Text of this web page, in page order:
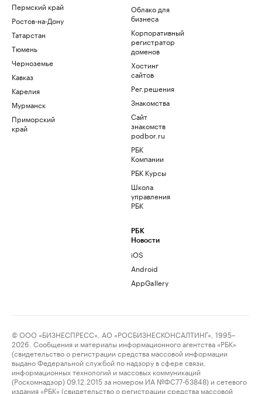
Пермский край
Ростов-на-Дону
Татарстан
Тюмень
Черноземье
Кавказ
Карелия
Мурманск
Приморский
край
Облако для
бизнеса
Корпоративный
регистратор
доменов
Хостинг
сайтов
Рег.решения
Знакомства
Сайт
знакомств
podbor.ru
РБК
Компании
РБК Курсы
Школа
управления
РБК
РБК
Новости
iOS
Android
AppGallery
© ООО «БИЗНЕСПРЕСС», АО «РОСБИЗНЕСКОНСАЛТИНГ», 1995–
2026. Сообщения и материалы информационного агентства «РБК»
(свидетельство о регистрации средства массовой информации
выдано Федеральной службой по надзору в сфере связи,
информационных технологий и массовых коммуникаций
(Роскомнадзор) 09.12.2015 за номером ИА №ФС77-63848) и сетевого
издания «РБК» (свидетельство о регистрации средства массовой